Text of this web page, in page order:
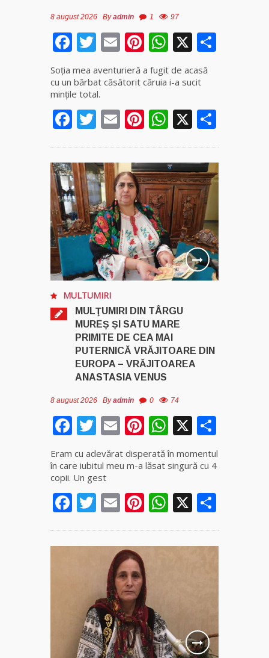
8 august 2026 Byadmin 1 97
Facebook
Twitter
EmailPinterest
WhatsApp
X
Soţia mea aventurieră a fugit de acasă
cu un bărbat căsătorit căruia i-a sucit
mințile total.
Facebook
Twitter
EmailPinterest
WhatsApp
X
MULTUMIRI
MULŢUMIRI DIN TÂRGU
MUREȘ ȘI SATU MARE
PRIMITE DE CEA MAI
PUTERNICĂ VRĂJITOARE DIN
EUROPA – VRĂJITOAREA
ANASTASIA VENUS
8 august 2026 Byadmin 0 74
Facebook
Twitter
EmailPinterest
WhatsApp
X
Eram cu adevărat disperată în momentul
în care iubitul meu m-a lăsat singură cu 4
copii. Un gest
Facebook
Twitter
EmailPinterest
WhatsApp
X